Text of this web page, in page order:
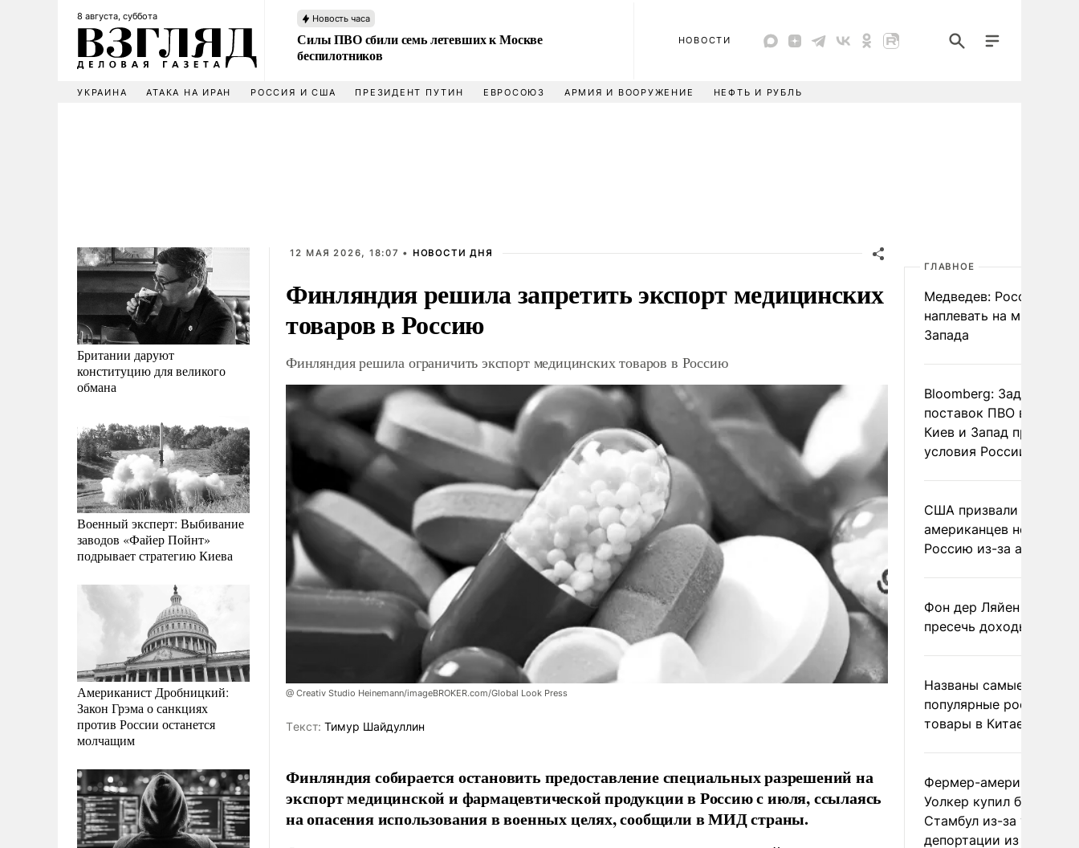
8 августа, суббота Новость часа
Силы ПВО сбили семь летевших к Москве
беспилотников
НОВОСТИ
УКРАИНА АТАКА НА ИРАН РОССИЯ И США ПРЕЗИДЕНТ ПУТИН ЕВРОСОЮЗ АРМИЯ И ВООРУЖЕНИЕ НЕФТЬ И РУБЛЬ
Британии даруют
конституцию для великого
обмана
Военный эксперт: Выбивание
заводов «Файер Пойнт»
подрывает стратегию Киева
Американист Дробницкий:
Закон Грэма о санкциях
против России останется
молчащим
12 МАЯ 2026, 18:07 • НОВОСТИ ДНЯ
Финляндия решила запретить экспорт медицинских
товаров в Россию
Финляндия решила ограничить экспорт медицинских товаров в Россию
@ Creativ Studio Heinemann/imageBROKER.com/Global Look Press
Tекст: Тимур Шайдуллин
Финляндия собирается остановить предоставление специальных разрешений на
экспорт медицинской и фармацевтической продукции в Россию с июля, ссылаясь
на опасения использования в военных целях, сообщили в МИД страны.
ГЛАВНОЕ
Медведев: России
наплевать на мнение
Запада
Bloomberg: Задержка
поставок ПВО вынудит
Киев и Запад принять
условия России
США призвали
американцев не
Россию из-за атак ВСУ
Фон дер Ляйен
пресечь доходы России
Названы самые
популярные российские
товары в Китае
Фермер-американец
Уолкер купил билет в
Стамбул из-за угрозы
депортации из России